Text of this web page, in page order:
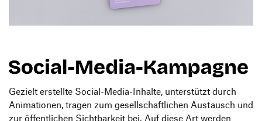
Gezielt erstellte Social-Media-Inhalte, unterstützt durch
Animationen, tragen zum gesellschaftlichen Austausch und
zur öffentlichen Sichtbarkeit bei. Auf diese Art werden